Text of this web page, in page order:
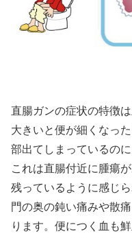
直腸ガンの症状の特徴
大きいと便が細くなっ
部出てしまっているの
これは直腸付近に腫瘍
残っているように感じ
門の奥の鈍い痛みや散
ります。便につく血も